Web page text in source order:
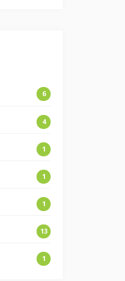
6
4
1
1
1
13
1